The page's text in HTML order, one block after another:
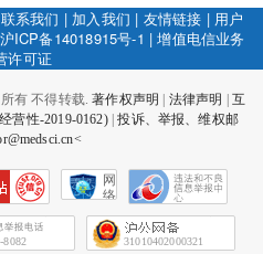
联系我们 | 加入我们 | 友情链接 | 用户
沪ICP备14018915号-1 |增值电信业务
许可证
所有 不得转载.著作权声明 法律声明
互
营性-2019-0162)|投诉、举报、维权邮
网
络
会
征
8082 31010402000321